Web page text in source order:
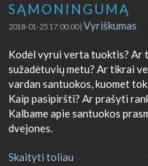
SĄMONINGUMĄ
2018-01-25 17:00:00 | Vyriškumas
Kodėl vyrui verta tuoktis? Ar
sužadėtuvių metu? Ar tikrai
vardan santuokos, kuomet
Kaip pasipiršti? Ar prašyti
Kalbame apie santuokos
dvejones.
Skaityti toliau